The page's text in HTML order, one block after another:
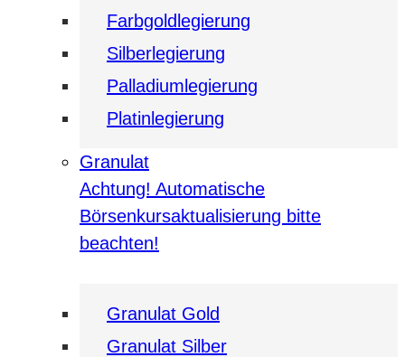
Farbgoldlegierung
Silberlegierung
Palladiumlegierung
Platinlegierung
Granulat
Achtung! Automatische
Börsenkursaktualisierung bitte
beachten!
Granulat Gold
Granulat Silber